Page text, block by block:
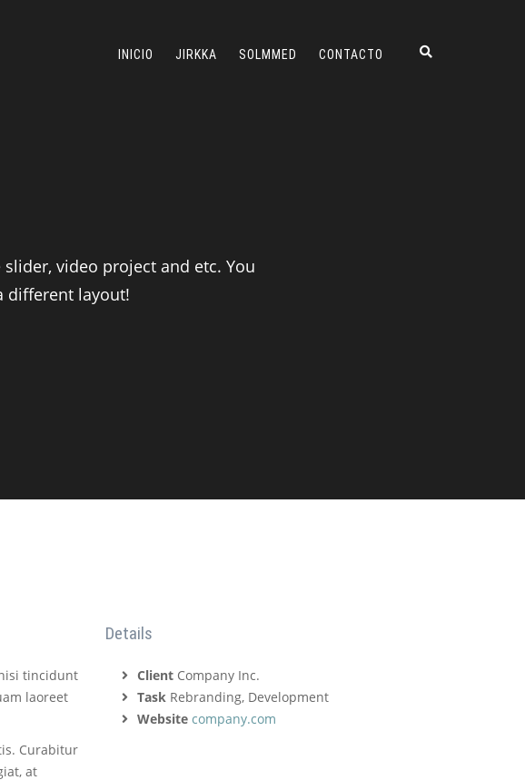
INICIO JIRKKA SOLMMED CONTACTO
video project and etc. You
different layout!
tincidunt
laoreet
Curabitur
at
Details
Client Company Inc.
Task Rebranding, Development
Website company.com